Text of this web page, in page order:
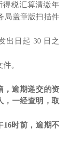
得税汇算清缴年
局盖章版扫描件
出日起 30 日之
。
，逾期递交的资
，一经查明，取
16时前，逾期不